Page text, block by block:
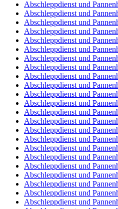
Abschleppdienst und
Abschleppdienst und
Abschleppdienst und
Abschleppdienst und
Abschleppdienst und
Abschleppdienst und
Abschleppdienst und
Abschleppdienst und
Abschleppdienst und
Abschleppdienst und
Abschleppdienst und
Abschleppdienst und
Abschleppdienst und
Abschleppdienst und
Abschleppdienst und
Abschleppdienst und
Abschleppdienst und
Abschleppdienst und
Abschleppdienst und
Abschleppdienst und
Abschleppdienst und
Abschleppdienst und
Abschleppdienst und